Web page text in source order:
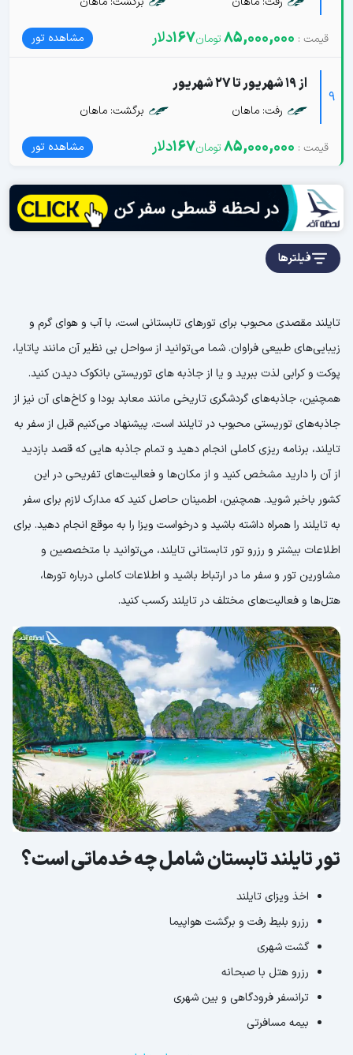
85,000,000
167دلار مشاهده تور
9
از 19 شهریور تا 27 شهریور
رفت: ماهان برگشت: ماهان
85,000,000
167دلار مشاهده تور
فیلترها
تایلند مقصدی محبوب برای تورهای تابستانی است، با آب و هوای گرم و
زیبایی‌های طبیعی فراوان. شما می‌توانید از سواحل بی نظیر آن مانند پاتایا،
پوکت و کرابی لذت ببرید و یا از جاذبه های توریستی بانکوک دیدن کنید.
همچنین، جاذبه‌های گردشگری تاریخی مانند معابد بودا و کاخ‌های آن نیز از
جاذبه‌های توریستی محبوب در تایلند است. پیشنهاد می‌کنیم قبل از سفر به
تایلند، برنامه ریزی کاملی انجام دهید و تمام جاذبه هایی که قصد بازدید
از آن را دارید مشخص کنید و از مکان‌ها و فعالیت‌های تفریحی در این
کشور باخبر شوید. همچنین، اطمینان حاصل کنید که مدارک لازم برای سفر
به تایلند را همراه داشته باشید و درخواست ویزا را به موقع انجام دهید. برای
اطلاعات بیشتر و رزرو تور تابستانی تایلند، می‌توانید با متخصصین و
مشاورین تور و سفر ما در ارتباط باشید و اطلاعات کاملی درباره تورها،
هتل‌ها و فعالیت‌های مختلف در تایلند رکسب کنید.
تور تایلند تابستان شامل چه خدماتی است؟
اخذ ویزای تایلند
رزرو بلیط رفت و برگشت هواپیما
گشت شهری
رزرو هتل با صبحانه
ترانسفر فرودگاهی و بین شهری
بیمه مسافرتی